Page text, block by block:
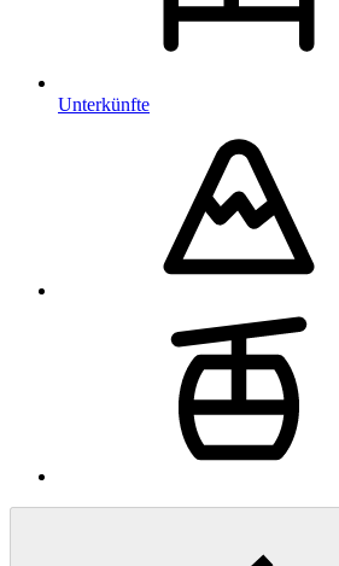
Unterkünfte